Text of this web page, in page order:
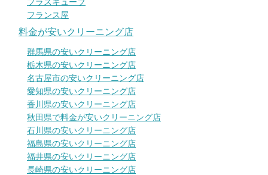
プラスキューブ
フランス屋
料金が安いクリーニング店
群馬県の安いクリーニング店
栃木県の安いクリーニング店
名古屋市の安いクリーニング店
愛知県の安いクリーニング店
香川県の安いクリーニング店
秋田県で料金が安いクリーニング店
石川県の安いクリーニング店
福島県の安いクリーニング店
福井県の安いクリーニング店
長崎県の安いクリーニング店